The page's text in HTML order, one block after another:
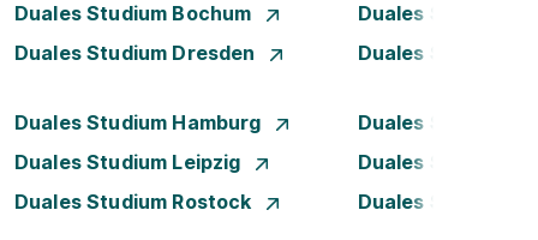
Duales Studium Bochum
Duales Studium
Duales Studium Dresden
Duales Studium
Duales Studium Hamburg
Duales Studium
Duales Studium Leipzig
Duales Studium
Duales Studium Rostock
Duales Studium